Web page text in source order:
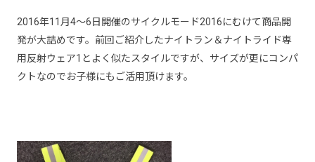
2016年11月4～6日開催のサイクルモード2016にむけて商品開
発が大詰めです。前回ご紹介したナイトラン＆ナイトライド専
用反射ウェア1とよく似たスタイルですが、サイズが更にコンパ
クトなのでお子様にもご活用頂けます。